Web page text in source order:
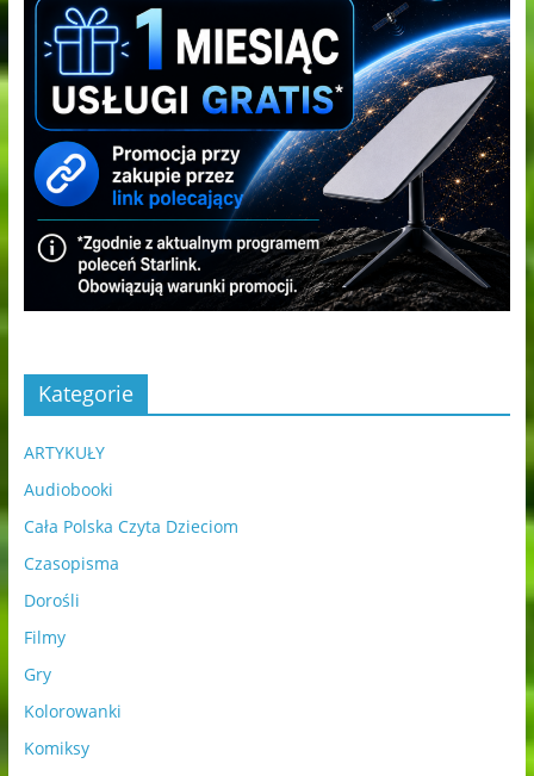
Kategorie
ARTYKUŁY
Audiobooki
Cała Polska Czyta Dzieciom
Czasopisma
Dorośli
Filmy
Gry
Kolorowanki
Komiksy